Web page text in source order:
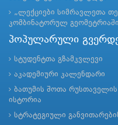
„ლექციები სიმრავლეთა
კომბინატორულ
პოპულარული
სტუდენტთა გზამკვლევი
აკადემიური კალენდარი
ბათუმის შოთა
ისტორია
სტრატეგიული